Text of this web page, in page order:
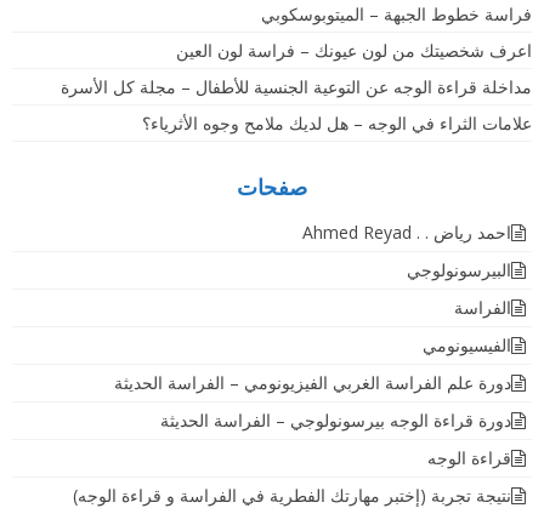
فراسة خطوط الجبهة – الميتوبوسكوبي
اعرف شخصيتك من لون عيونك – فراسة لون العين
مداخلة قراءة الوجه عن التوعية الجنسية للأطفال – مجلة كل الأسرة
علامات الثراء في الوجه – هل لديك ملامح وجوه الأثرياء؟
صفحات
احمد رياض . . Ahmed Reyad
البيرسونولوجي
الفراسة
الفيسيونومي
دورة علم الفراسة الغربي الفيزيونومي – الفراسة الحديثة
دورة قراءة الوجه بيرسونولوجي – الفراسة الحديثة
قراءة الوجه
نتيجة تجربة (إختبر مهارتك الفطرية في الفراسة و قراءة الوجه)